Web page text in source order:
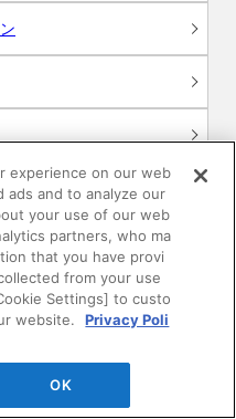
experience on our web
ads and to analyze our
your use of our web
partners, who ma
that you have provi
from your use
Settings] to custo
website.
Privacy Poli
OK